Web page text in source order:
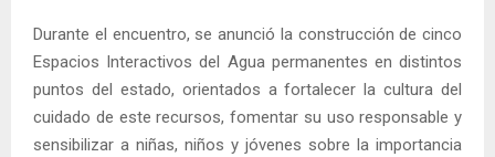
Durante el encuentro, se anunció la construcción de cinco
Espacios Interactivos del Agua permanentes en distintos
puntos del estado, orientados a fortalecer la cultura del
cuidado de este recursos, fomentar su uso responsable y
sensibilizar a niñas, niños y jóvenes sobre la importancia